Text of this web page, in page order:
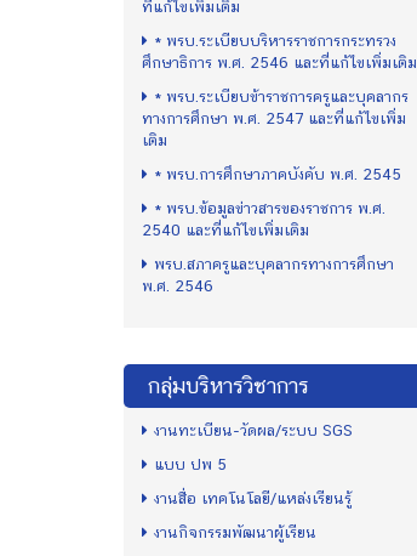
ที่แก้ไขเพิ่มเติม
* พรบ.ระเบียบบริหารราชการกระทรวง
ศึกษาธิการ พ.ศ. 2546 และที่แก้ไขเพิ่มเติม
* พรบ.ระเบียบข้าราชการครูและบุคลากร
ทางการศึกษา พ.ศ. 2547 และที่แก้ไขเพิ่ม
เติม
* พรบ.การศึกษาภาคบังคับ พ.ศ. 2545
* พรบ.ข้อมูลข่าวสารของราชการ พ.ศ.
2540 และที่แก้ไขเพิ่มเติม
พรบ.สภาครูและบุคลากรทางการศึกษา
พ.ศ. 2546
กลุ่มบริหารวิชาการ
งานทะเบียน-วัดผล/ระบบ SGS
แบบ ปพ 5
งานสื่อ เทคโนโลยี/แหล่งเรียนรู้
งานกิจกรรมพัฒนาผู้เรียน